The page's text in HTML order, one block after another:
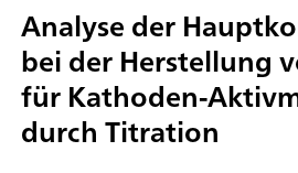
Analyse der
bei der Herstellung
für Kathoden-
durch Titration